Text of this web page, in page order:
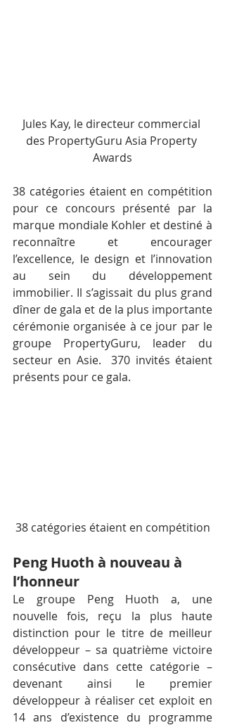
Jules Kay, le directeur commercial
des PropertyGuru Asia Property
Awards
38 catégories étaient en compétition
pour ce concours présenté par la
marque mondiale Kohler et destiné à
reconnaître et encourager
l’excellence, le design et l’innovation
au sein du développement
immobilier. Il s’agissait du plus grand
dîner de gala et de la plus importante
cérémonie organisée à ce jour par le
groupe PropertyGuru, leader du
secteur en Asie.  370 invités étaient
présents pour ce gala.
38 catégories étaient en compétition
Peng Huoth à nouveau à
l’honneur
Le groupe Peng Huoth a, une
nouvelle fois, reçu la plus haute
distinction pour le titre de meilleur
développeur – sa quatrième victoire
consécutive dans cette catégorie –
devenant ainsi le premier
développeur à réaliser cet exploit en
14 ans d’existence du programme